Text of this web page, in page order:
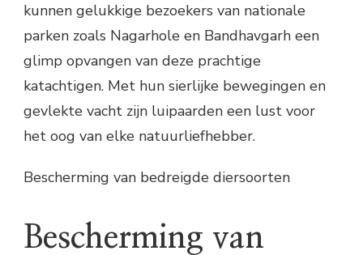
kunnen gelukkige bezoekers van nationale
parken zoals Nagarhole en Bandhavgarh een
glimp opvangen van deze prachtige
katachtigen. Met hun sierlijke bewegingen en
gevlekte vacht zijn luipaarden een lust voor
het oog van elke natuurliefhebber.
Bescherming van bedreigde diersoorten
Bescherming van